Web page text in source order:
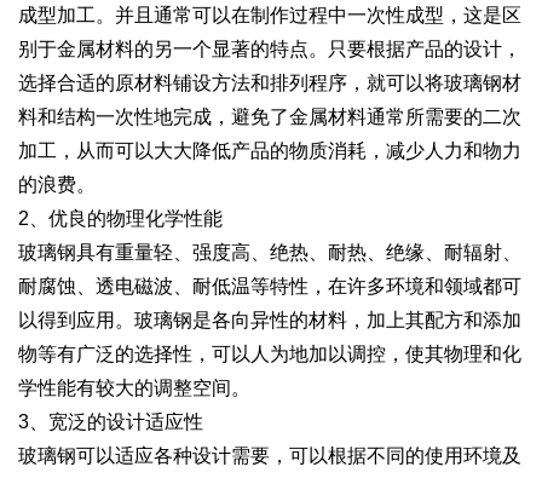
成型加工。并且通常可以在制作过程中一次性成型，这是区
别于金属材料的另一个显著的特点。只要根据产品的设计，
选择合适的原材料铺设方法和排列程序，就可以将玻璃钢材
料和结构一次性地完成，避免了金属材料通常所需要的二次
加工，从而可以大大降低产品的物质消耗，减少人力和物力
的浪费。
2、优良的物理化学性能
玻璃钢具有重量轻、强度高、绝热、耐热、绝缘、耐辐射、
耐腐蚀、透电磁波、耐低温等特性，在许多环境和领域都可
以得到应用。玻璃钢是各向异性的材料，加上其配方和添加
物等有广泛的选择性，可以人为地加以调控，使其物理和化
学性能有较大的调整空间。
3、宽泛的设计适应性
玻璃钢可以适应各种设计需要，可以根据不同的使用环境及